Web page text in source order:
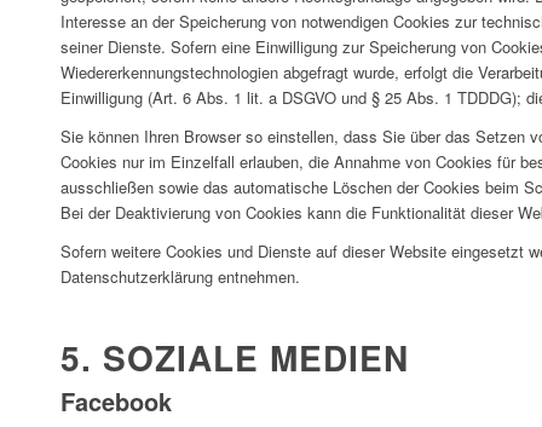
Interesse an der Speicherung von notwendigen Cookies zur
seiner Dienste. Sofern eine Einwilligung zur Speicherung von
Wiedererkennungstechnologien abgefragt wurde, erfolgt die
Einwilligung (Art. 6 Abs. 1 lit. a DSGVO und § 25 Abs. 1 TDDDG);
Sie können Ihren Browser so einstellen, dass Sie über das Setzen
Cookies nur im Einzelfall erlauben, die Annahme von Cookies für
ausschließen sowie das automatische Löschen der Cookies beim
Bei der Deaktivierung von Cookies kann die Funktionalität dieser
Sofern weitere Cookies und Dienste auf dieser Website eingesetzt
Datenschutzerklärung entnehmen.
5. SOZIALE MEDIEN
Facebook